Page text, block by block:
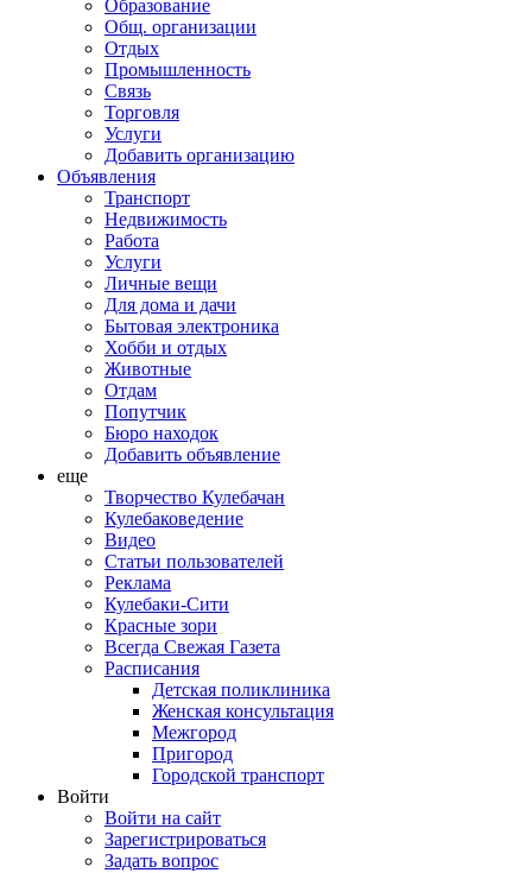
Образование
Общ. организации
Отдых
Промышленность
Связь
Торговля
Услуги
Добавить организацию
Объявления
Транспорт
Недвижимость
Работа
Услуги
Личные вещи
Для дома и дачи
Бытовая электроника
Хобби и отдых
Животные
Отдам
Попутчик
Бюро находок
Добавить объявление
еще
Творчество Кулебачан
Кулебаковедение
Видео
Статьи пользователей
Реклама
Кулебаки-Сити
Красные зори
Всегда Свежая Газета
Расписания
Детская поликлиника
Женская консультация
Межгород
Пригород
Городской транспорт
Войти
Войти на сайт
Зарегистрироваться
Задать вопрос